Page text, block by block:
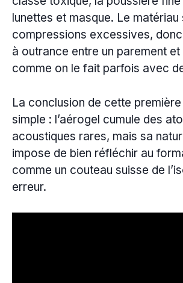
lunettes et masque. Le
compressions excessives,
à outrance entre un parement
comme on le fait parfois avec
La conclusion de cette
simple : l’aérogel cumule des
acoustiques rares, mais sa
impose de bien réfléchir au
comme un couteau suisse de
erreur.